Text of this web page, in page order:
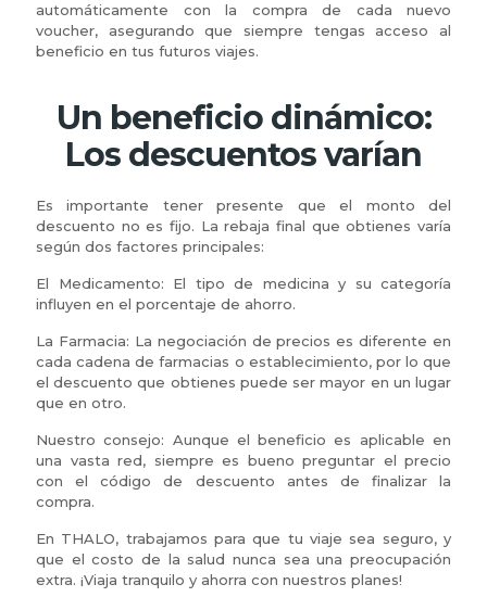
automáticamente con la compra de cada nuevo
voucher, asegurando que siempre tengas acceso al
beneficio en tus futuros viajes.
Un beneficio dinámico:
Los descuentos varían
Es importante tener presente que el monto del
descuento no es fijo. La rebaja final que obtienes varía
según dos factores principales:
El Medicamento: El tipo de medicina y su categoría
influyen en el porcentaje de ahorro.
La Farmacia: La negociación de precios es diferente en
cada cadena de farmacias o establecimiento, por lo que
el descuento que obtienes puede ser mayor en un lugar
que en otro.
Nuestro consejo: Aunque el beneficio es aplicable en
una vasta red, siempre es bueno preguntar el precio
con el código de descuento antes de finalizar la
compra.
En THALO, trabajamos para que tu viaje sea seguro, y
que el costo de la salud nunca sea una preocupación
extra. ¡Viaja tranquilo y ahorra con nuestros planes!